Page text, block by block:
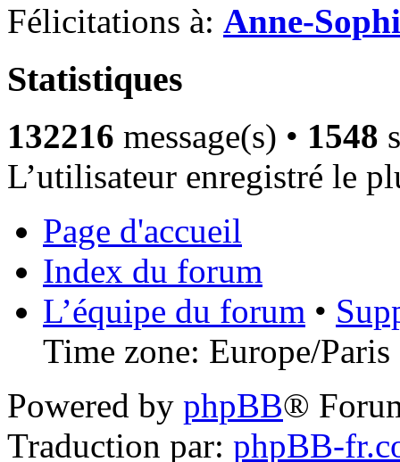
Félicitations à: Anne-
Statistiques
132216 message(s) • 1548
L’utilisateur enregistré le
Page d'accueil
Index du forum
L’équipe du forum •
Time zone: Europe/Paris
Powered by phpBB®
Traduction par: phpBB-